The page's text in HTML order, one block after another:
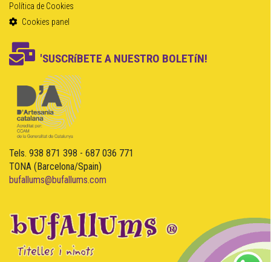
Política de Cookies
Cookies panel
'SUSCRíBETE A NUESTRO BOLETíN!
Tels. 938 871 398 - 687 036 771
TONA (Barcelona/Spain)
bufallums@bufallums.com